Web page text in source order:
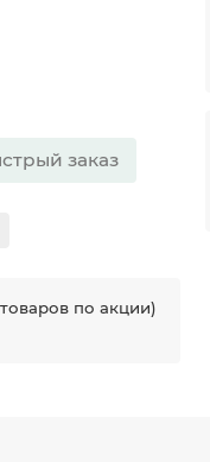
заказ
по акции)